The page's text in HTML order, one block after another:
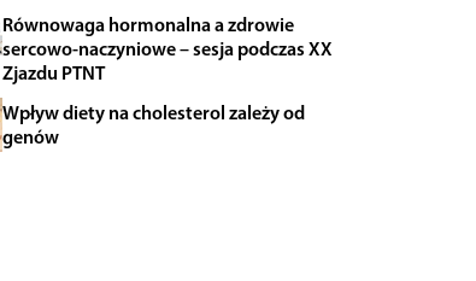
Równowaga hormonalna a zdrowie
sercowo-naczyniowe – sesja podczas XX
Zjazdu PTNT
Wpływ diety na cholesterol zależy od
genów